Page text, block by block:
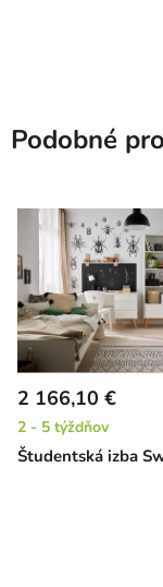
Podobné
Študentská izba
2 166,10 €
2 - 5 týždňov